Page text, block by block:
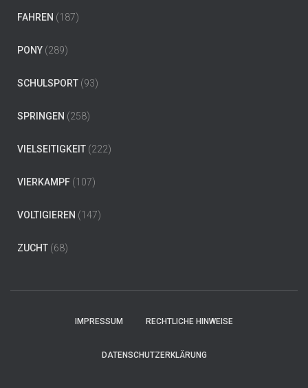
FAHREN (187)
PONY (289)
SCHULSPORT (93)
SPRINGEN (258)
VIELSEITIGKEIT (222)
VIERKAMPF (107)
VOLTIGIEREN (147)
ZUCHT (68)
IMPRESSUM RECHTLICHE HINWEISE
DATENSCHUTZERKLÄRUNG